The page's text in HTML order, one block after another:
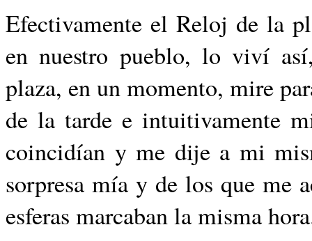
Efectivamente el Reloj de la
en nuestro pueblo, lo viví
plaza, en un momento, mire
de la tarde e intuitivamente
coincidían y me dije a mi
sorpresa mía y de los que me
esferas marcaban la misma